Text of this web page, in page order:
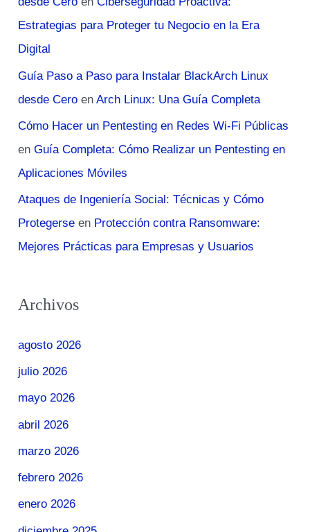
Estrategias para Proteger tu Negocio en la Era
Digital
Guía Paso a Paso para Instalar BlackArch Linux
desde Cero enArch Linux: Una Guía Completa
Cómo Hacer un Pentesting en Redes Wi-Fi Públicas
enGuía Completa: Cómo Realizar un Pentesting en
Aplicaciones Móviles
Ataques de Ingeniería Social: Técnicas y Cómo
Protegerse en Protección contra Ransomware:
Mejores Prácticas para Empresas y Usuarios
Archivos
agosto 2026
julio 2026
mayo 2026
abril 2026
marzo 2026
febrero 2026
enero 2026